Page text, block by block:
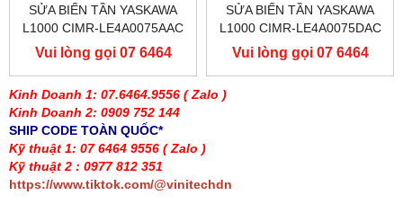
Kinh Doanh 1: 07.6464.9556 ( Zalo )
Kinh Doanh 2: 0909 752 144
SHIP CODE TOÀN QUỐC*
Kỹ thuật 1: 07 6464 9556 ( Zalo )
Kỹ thuật 2 : 0977 812 351
https://www.tiktok.com/@vinitechdn
SỬA BIẾN TẦN YASKAWA
L1000 CIMR-LE4A0075AAC
400V 37KW, BIẾN TẦN
YASKAWA L1000
Vui lòng gọi 07 6464
9556
SỬA BIẾN TẦN YASKAWA
L1000 CIMR-LE4A0075DAC
400V 37KW, BIẾN TẦN
YASKAWA L1000
Vui lòng gọi 07 6464
9556